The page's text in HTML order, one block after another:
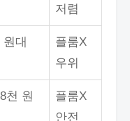
저렴
원대
플룸X
우위
천 원
플룸X
안전